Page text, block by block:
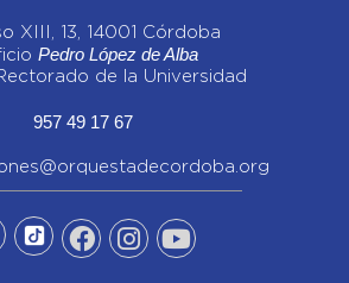
XIII, 13, 14001 Córdoba
Pedro López de Alba
de la Universidad
957 49 17 67